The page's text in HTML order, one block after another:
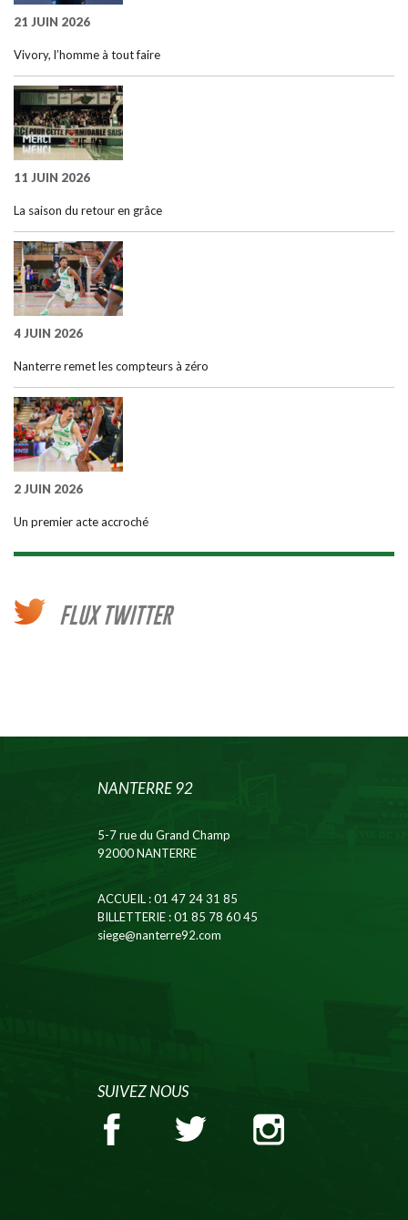
21 JUIN 2026
Vivory, l’homme à tout faire
11 JUIN 2026
La saison du retour en grâce
4 JUIN 2026
Nanterre remet les compteurs à zéro
2 JUIN 2026
Un premier acte accroché
FLUX TWITTER
NANTERRE 92
5-7 rue du Grand Champ
92000 NANTERRE
ACCUEIL: 01 47 24 31 85
BILLETTERIE: 01 85 78 60 45
siege@nanterre92.com
SUIVEZ NOUS